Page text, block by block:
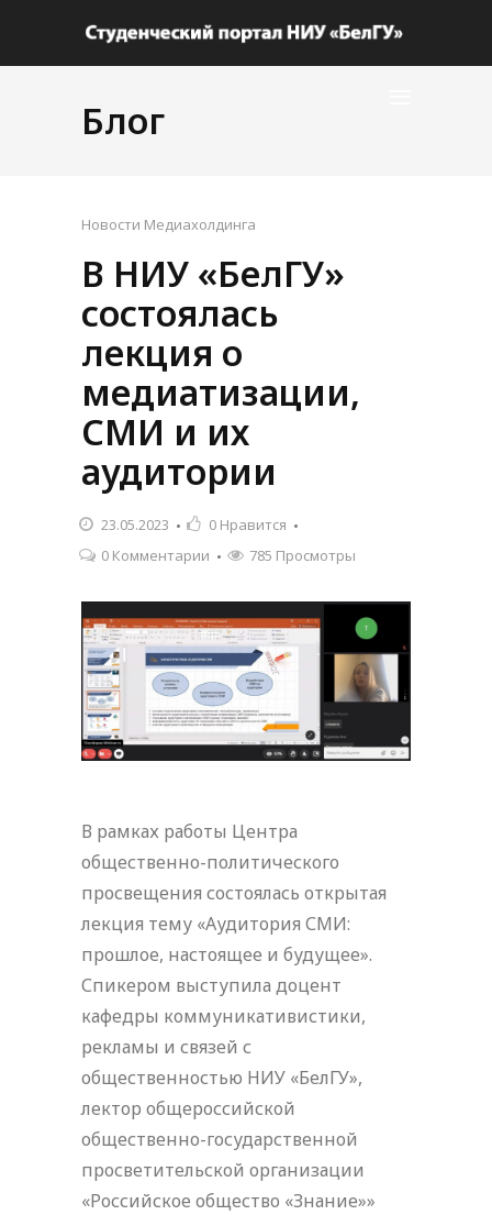
Блог
Новости Медиахолдинга
В НИУ «БелГУ»
состоялась
лекция о
медиатизации,
СМИ и их
аудитории
23.05.2023 0 Нравится
0 Комментарии
785 Просмотры
В рамках работы Центра
общественно-политического
просвещения состоялась открытая
лекция тему «Аудитория СМИ:
прошлое, настоящее и будущее».
Спикером выступила доцент
кафедры коммуникативистики,
рекламы и связей с
общественностью НИУ «БелГУ»,
лектор общероссийской
общественно-государственной
просветительской организации
«Российское общество «Знание»»